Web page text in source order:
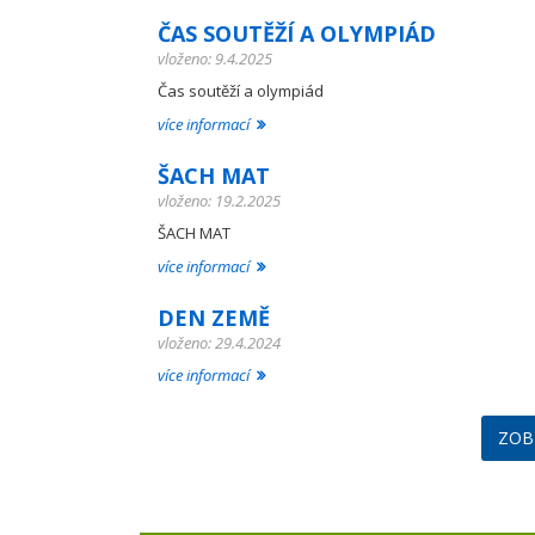
ČAS SOUTĚŽÍ A OLYMPIÁD
vloženo: 9.4.2025
Čas soutěží a olympiád
více informací
ŠACH MAT
vloženo: 19.2.2025
ŠACH MAT
více informací
DEN ZEMĚ
vloženo: 29.4.2024
více informací